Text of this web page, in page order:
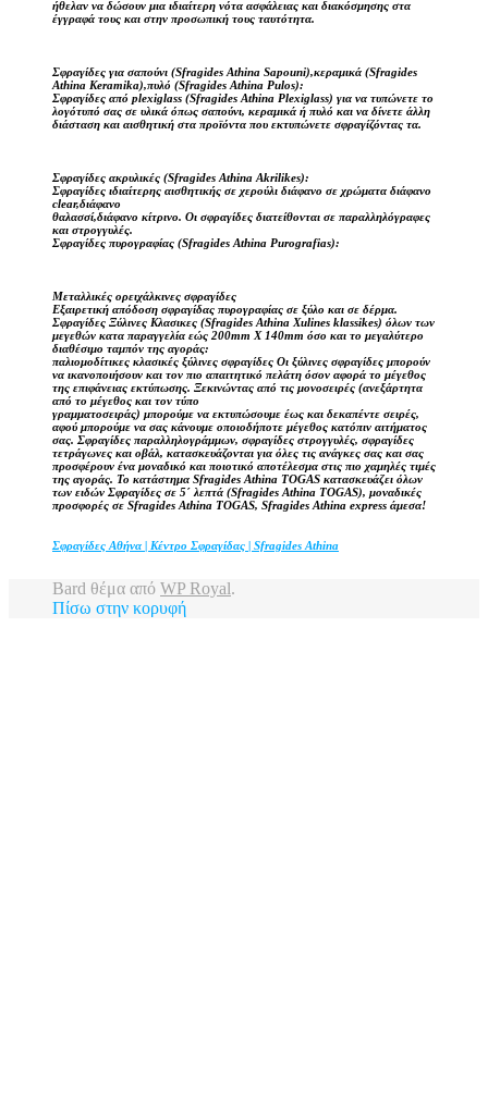
ήθελαν να δώσουν μια ιδιαίτερη νότα ασφάλειας και διακόσμησης στα
έγγραφά τους και στην προσωπική τους ταυτότητα.
Σφραγίδες για σαπούνι (Sfragides Athina Sapouni),κεραμικά (Sfragides
Athina Keramika),πυλό (Sfragides Athina Pulos):
Σφραγίδες από plexiglass (Sfragides Athina Plexiglass) για να τυπώνετε το
λογότυπό σας σε υλικά όπως σαπούνι, κεραμικά ή πυλό και να δίνετε άλλη
διάσταση και αισθητική στα προϊόντα που εκτυπώνετε σφραγίζόντας τα.
Σφραγίδες ακρυλικές (Sfragides Athina Akrilikes):
Σφραγίδες ιδιαίτερης αισθητικής σε χερούλι διάφανο σε χρώματα διάφανο
clear,διάφανο
θαλασσί,διάφανο κίτρινο. Οι σφραγίδες διατείθονται σε παραλληλόγραφες
και στρογγυλές.
Σφραγίδες πυρογραφίας (Sfragides Athina Purografias):
Μεταλλικές ορειχάλκινες σφραγίδες
Εξαιρετική απόδοση σφραγίδας πυρογραφίας σε ξύλο και σε δέρμα.
Σφραγίδες Ξύλινες Κλασικες (Sfragides Athina Xulines klassikes) όλων των
μεγεθών κατα παραγγελία εώς 200mm X 140mm όσο και το μεγαλύτερο
διαθέσιμο ταμπόν της αγοράς:
παλιομοδίτικες κλασικές ξύλινες σφραγίδες Οι ξύλινες σφραγίδες μπορούν
να ικανοποιήσουν και τον πιο απαιτητικό πελάτη όσον αφορά το μέγεθος
της επιφάνειας εκτύπωσης. Ξεκινώντας από τις μονοσειρές (ανεξάρτητα
από το μέγεθος και τον τύπο
γραμματοσειράς) μπορούμε να εκτυπώσουμε έως και δεκαπέντε σειρές,
αφού μπορούμε να σας κάνουμε οποιοδήποτε μέγεθος κατόπιν αιτήματος
σας. Σφραγίδες παραλληλογράμμων, σφραγίδες στρογγυλές, σφραγίδες
τετράγωνες και οβάλ, κατασκευάζονται για όλες τις ανάγκες σας και σας
προσφέρουν ένα μοναδικό και ποιοτικό αποτέλεσμα στις πιο χαμηλές τιμές
της αγοράς. Το κατάστημα Sfragides Athina TOGAS κατασκευάζει όλων
των ειδών Σφραγίδες σε 5΄ λεπτά (Sfragides Athina TOGAS), μοναδικές
προσφορές σε Sfragides Athina TOGAS, Sfragides Athina express άμεσα!
Σφραγίδες Αθήνα | Κέντρο Σφραγίδας | Sfragides Athina
Bard θέμα από WP Royal.
Πίσω στην κορυφή